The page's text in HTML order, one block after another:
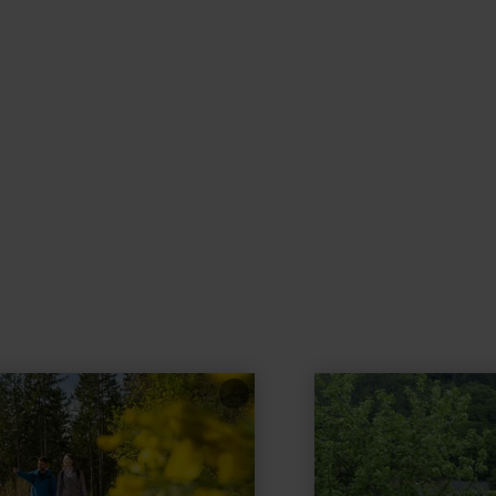
learn
more
about:
Ortsgemeinde
Acht